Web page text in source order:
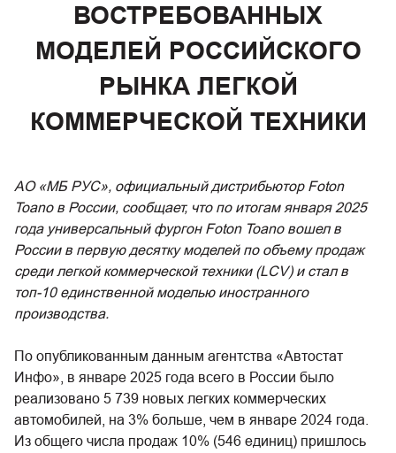
ВОСТРЕБОВАННЫХ
МОДЕЛЕЙ РОССИЙСКОГО
РЫНКА ЛЕГКОЙ
КОММЕРЧЕСКОЙ ТЕХНИКИ
АО «МБ РУС», официальный дистрибьютор Foton
Toano в России, сообщает, что по итогам января 2025
года универсальный фургон Foton Toano вошел в
России в первую десятку моделей по объему продаж
среди легкой коммерческой техники (LCV) и стал в
топ-10 единственной моделью иностранного
производства.
По опубликованным данным агентства «Автостат
Инфо», в январе 2025 года всего в России было
реализовано 5 739 новых легких коммерческих
автомобилей, на 3% больше, чем в январе 2024 года.
Из общего числа продаж 10% (546 единиц) пришлось